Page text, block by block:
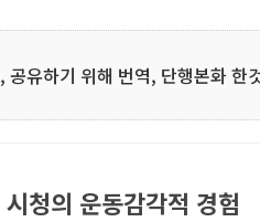
유하기 위해 번역, 단행본화 한
청의 운동감각적 경험